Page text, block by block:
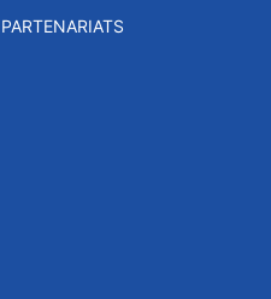
PARTENARIATS